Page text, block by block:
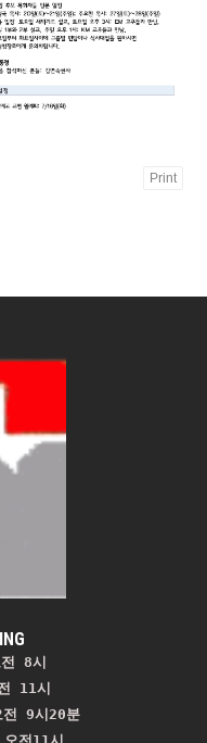
Print
8시
11시
9시20분